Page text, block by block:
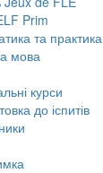
Prim
та практика
мова
курси
до іспитів